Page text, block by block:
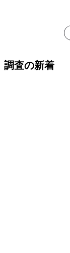
調査の新着